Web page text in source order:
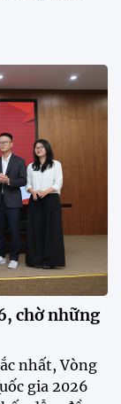
Hứa
VCK U21
tạo nên cuộc
những
Nam.
hiện tài
của ĐT Việt
lớn" tại